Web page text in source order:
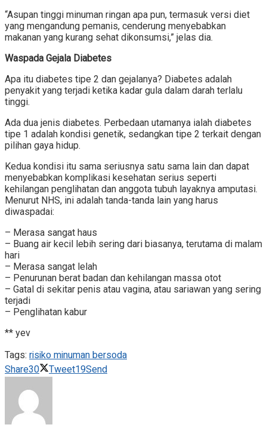
“Asupan tinggi minuman ringan apa pun, termasuk versi diet
yang mengandung pemanis, cenderung menyebabkan
makanan yang kurang sehat dikonsumsi,” jelas dia.
Waspada Gejala Diabetes
Apa itu diabetes tipe 2 dan gejalanya? Diabetes adalah
penyakit yang terjadi ketika kadar gula dalam darah terlalu
tinggi.
Ada dua jenis diabetes. Perbedaan utamanya ialah diabetes
tipe 1 adalah kondisi genetik, sedangkan tipe 2 terkait dengan
pilihan gaya hidup.
Kedua kondisi itu sama seriusnya satu sama lain dan dapat
menyebabkan komplikasi kesehatan serius seperti
kehilangan penglihatan dan anggota tubuh layaknya amputasi.
Menurut NHS, ini adalah tanda-tanda lain yang harus
diwaspadai:
– Merasa sangat haus
– Buang air kecil lebih sering dari biasanya, terutama di malam
hari
– Merasa sangat lelah
– Penurunan berat badan dan kehilangan massa otot
– Gatal di sekitar penis atau vagina, atau sariawan yang sering
terjadi
– Penglihatan kabur
** yev
Tags: risiko minuman bersoda
Share30 Tweet19Send